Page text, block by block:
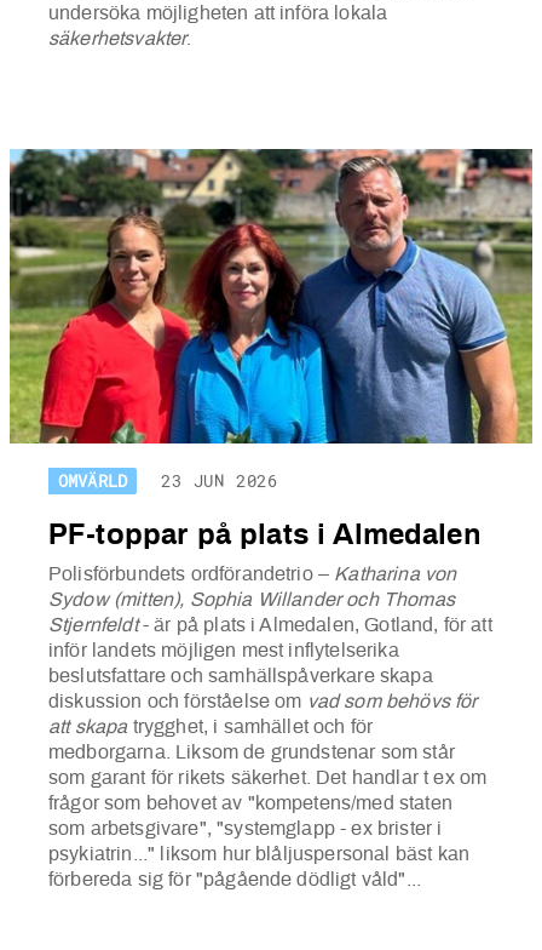
undersöka möjligheten att införa lokala
säkerhetsvakter.
OMVÄRLD 23 JUN 2026
PF-toppar på plats i Almedalen
Polisförbundets ordförandetrio – Katharina von
Sydow (mitten), Sophia Willander och Thomas
Stjernfeldt- är på plats i Almedalen, Gotland, för att
inför landets möjligen mest inflytelserika
beslutsfattare och samhällspåverkare skapa
diskussion och förståelse om vad som behövs för
att skapa trygghet, i samhället och för
medborgarna. Liksom de grundstenar som står
som garant för rikets säkerhet. Det handlar t ex om
frågor som behovet av "kompetens/med staten
som arbetsgivare", "systemglapp - ex brister i
psykiatrin..." liksom hur blåljuspersonal bäst kan
förbereda sig för "pågående dödligt våld"...